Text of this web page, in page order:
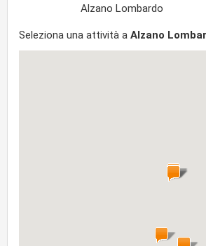
Alzano Lombardo
Seleziona una attività a Alzano